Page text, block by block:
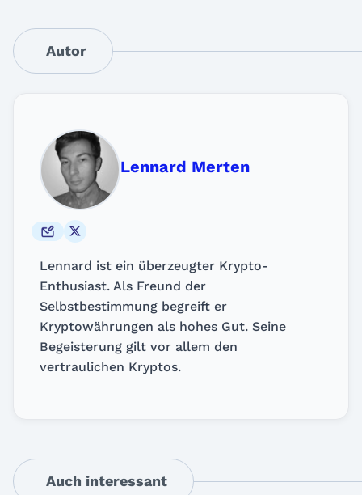
Autor
Lennard Merten
Lennard ist ein überzeugter Krypto-
Enthusiast. Als Freund der
Selbstbestimmung begreift er
Kryptowährungen als hohes Gut. Seine
Begeisterung gilt vor allem den
vertraulichen Kryptos.
Auch interessant